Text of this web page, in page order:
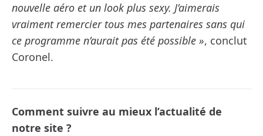
nouvelle aéro et un look plus sexy. J’aimerais
vraiment remercier tous mes partenaires sans qui
ce programme n’aurait pas été possible », conclut
Coronel.
Comment suivre au mieux l’actualité de
notre site ?